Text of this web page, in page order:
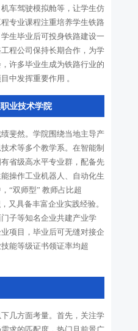
车驾驶模拟舱等，让学生仿
专业课程注重培养学生铁路
生毕业后可投身铁路建设一
程公司保持长期合作，为学
许多毕业生成为铁路行业的
中发挥重要作用 。
业技术学院
斐然。学院围绕当地主导产
术等多个教学系。在智能制
省级高水平专业群，配备先
操作工业机器人、自动化生
“双师型” 教师占比超
又具备丰富企业实践经验。
子等知名企业共建产业学
项目，毕业后可无缝对接企
能等级证书领证率均超
几方面考量。首先，关注学